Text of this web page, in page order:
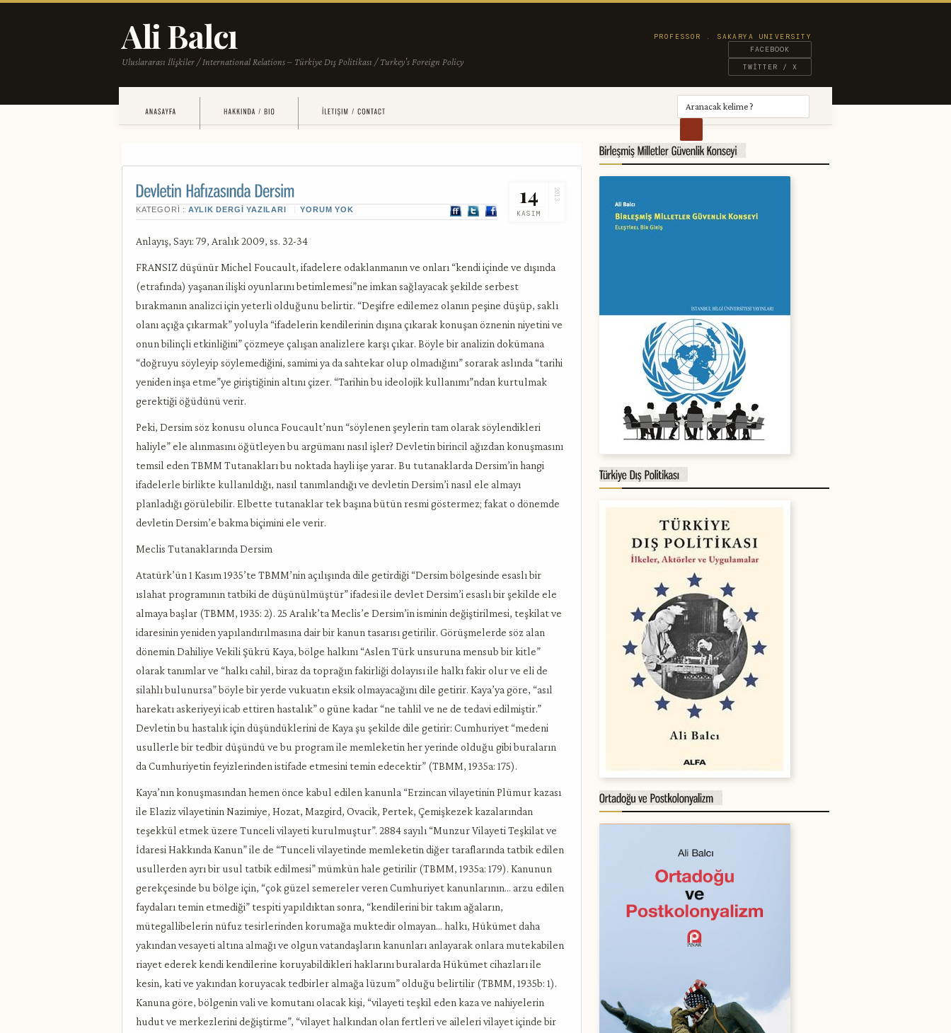
FACEBOOK
TWITTER / X
KATEGORI : AYLIK DERGI YAZILARI YORUM YOK
14
KASIM
2013
Anlayış, Sayı: 79, Aralık 2009, ss. 32-34
FRANSIZ düşünür Michel Foucault, ifadelere odaklanmanın ve onları “kendi içinde ve dışında
(etrafında) yaşanan ilişki oyunlarını betimlemesi”ne imkan sağlayacak şekilde serbest
bırakmanın analizci için yeterli olduğunu belirtir. “Deşifre edilemez olanın peşine düşüp, saklı
olanı açığa çıkarmak” yoluyla “ifadelerin kendilerinin dışına çıkarak konuşan öznenin niyetini ve
onun bilinçli etkinliğini” çözmeye çalışan analizlere karşı çıkar. Böyle bir analizin dokümana
“doğruyu söyleyip söylemediğini, samimi ya da sahtekar olup olmadığını” sorarak aslında “tarihi
yeniden inşa etme”ye giriştiğinin altını çizer. “Tarihin bu ideolojik kullanımı”ndan kurtulmak
gerektiği öğüdünü verir.
Peki, Dersim söz konusu olunca Foucault’nun “söylenen şeylerin tam olarak söylendikleri
haliyle” ele alınmasını öğütleyen bu argümanı nasıl işler? Devletin birincil ağızdan konuşmasını
temsil eden TBMM Tutanakları bu noktada hayli işe yarar. Bu tutanaklarda Dersim’in hangi
ifadelerle birlikte kullanıldığı, nasıl tanımlandığı ve devletin Dersim’i nasıl ele almayı
planladığı görülebilir. Elbette tutanaklar tek başına bütün resmi göstermez; fakat o dönemde
devletin Dersim’e bakma biçimini ele verir.
Meclis Tutanaklarında Dersim
Atatürk’ün 1 Kasım 1935’te TBMM’nin açılışında dile getirdiği “Dersim bölgesinde esaslı bir
ıslahat programının tatbiki de düşünülmüştür” ifadesi ile devlet Dersim’i esaslı bir şekilde ele
almaya başlar (TBMM, 1935: 2). 25 Aralık’ta Meclis’e Dersim’in isminin değiştirilmesi, teşkilat ve
idaresinin yeniden yapılandırılmasına dair bir kanun tasarısı getirilir. Görüşmelerde söz alan
dönemin Dahiliye Vekili Şükrü Kaya, bölge halkını “Aslen Türk unsuruna mensub bir kitle”
olarak tanımlar ve “halkı cahil, biraz da toprağın fakirliği dolayısı ile halkı fakir olur ve eli de
silahlı bulunursa” böyle bir yerde vukuatın eksik olmayacağını dile getirir. Kaya’ya göre, “asıl
harekatı askeriyeyi icab ettiren hastalık” o güne kadar “ne tahlil ve ne de tedavi edilmiştir.”
Devletin bu hastalık için düşündüklerini de Kaya şu şekilde dile getirir: Cumhuriyet “medeni
usullerle bir tedbir düşündü ve bu program ile memleketin her yerinde olduğu gibi buraların
da Cumhuriyetin feyizlerinden istifade etmesini temin edecektir” (TBMM, 1935a: 175).
Kaya’nın konuşmasından hemen önce kabul edilen kanunla “Erzincan vilayetinin Plümur kazası
ile Elaziz vilayetinin Nazimiye, Hozat, Mazgird, Ovacik, Pertek, Çemişkezek kazalarından
teşekkül etmek üzere Tunceli vilayeti kurulmuştur”. 2884 sayılı “Munzur Vilayeti Teşkilat ve
İdaresi Hakkında Kanun” ile de “Tunceli vilayetinde memleketin diğer taraflarında tatbik edilen
usullerden ayrı bir usul tatbik edilmesi” mümkün hale getirilir (TBMM, 1935a: 179). Kanunun
gerekçesinde bu bölge için, “çok güzel semereler veren Cumhuriyet kanunlarının… arzu edilen
faydaları temin etmediği” tespiti yapıldıktan sonra, “kendilerini bir takım ağaların,
mütegallibelerin nüfuz tesirlerinden korumağa muktedir olmayan… halkı, Hükümet daha
yakından vesayeti altına almağı ve olgun vatandaşların kanunları anlayarak onlara mutekabilen
riayet ederek kendi kendilerine koruyabildikleri haklarını buralarda Hükümet cihazları ile
kesin, kati ve yakından koruyacak tedbirler almağa lüzum” olduğu belirtilir (TBMM, 1935b: 1).
Kanuna göre, bölgenin vali ve komutanı olacak kişi, “vilayeti teşkil eden kaza ve nahiyelerin
hudut ve merkezlerini değiştirme”, “vilayet halkından olan fertleri ve aileleri vilayet içinde bir